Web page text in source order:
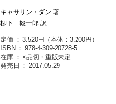
キャサリン・ダン 著
柳下 毅一郎 訳
定価
3,520円（本体：3,200円）
ISBN
978-4-309-20728-5
在庫
×品切・重版未定
発売日
2017.05.29